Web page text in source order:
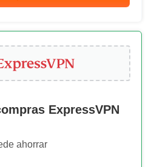
ExpressVPN
ahorrar